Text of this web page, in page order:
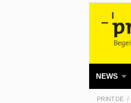
NEWS
PRINT.DE